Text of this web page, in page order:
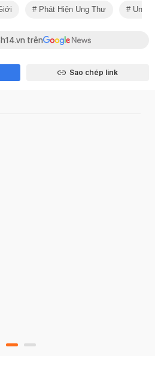
Phát Hiện Ung Thư Ung
trên
Sao chép link